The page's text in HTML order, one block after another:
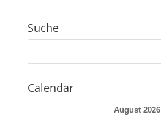
Suche
Calendar
August 2026